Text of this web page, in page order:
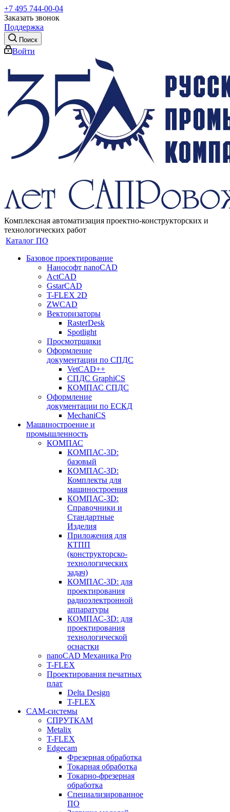
+7 495 744-00-04
Заказать звонок
Поддержка
Поиск
Войти
Комплексная автоматизация проектно-конструкторских и
технологических работ
Каталог ПО
Базовое проектирование
Нанософт nanoCAD
ActCAD
GstarCAD
T-FLEX 2D
ZWCAD
Векторизаторы
RasterDesk
Spotlight
Просмотрщики
Оформление
документации по СПДС
VetCAD++
СПДС GraphiCS
КОМПАС СПДС
Оформление
документации по ЕСКД
MechaniCS
Машиностроение и
промышленность
КОМПАС
КОМПАС-3D:
базовый
КОМПАС-3D:
Комплекты для
машиностроения
КОМПАС-3D:
Справочники и
Стандартные
Изделия
Приложения для
КТПП
(конструкторско-
технологических
задач)
КОМПАС-3D: для
проектирования
радиоэлектронной
аппаратуры
КОМПАС-3D: для
проектирования
технологической
оснастки
nanoCAD Механика Pro
T-FLEX
Проектирования печатных
плат
Delta Design
T-FLEX
CAM-системы
СПРУТКAM
Metalix
T-FLEX
Edgecam
Фрезерная обработка
Токарная обработка
Токарно-фрезерная
обработка
Специализированное
ПО